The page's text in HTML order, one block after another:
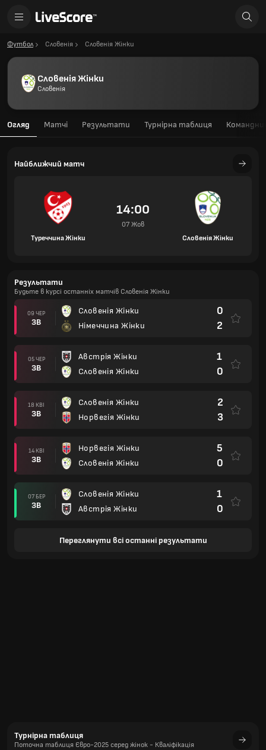
Футбол Словенія Словенія Жінки
Словенія Жінки
Словенія
Огляд Матчі Результати Турнірна таблиця
Найближчий матч
Туреччина Жінки
14:00
07 Жов
Словенія Жінки
Результати
Будьте в курсі останніх матчів Словенія Жінки
09 ЧЕР
ЗВ
Словенія Жінки
Німеччина Жінки
0
2
05 ЧЕР
ЗВ
Австрія Жінки
Словенія Жінки
1
0
18 КВІ
ЗВ
Словенія Жінки
Норвегія Жінки
2
3
14 КВІ
ЗВ
Норвегія Жінки
Словенія Жінки
5
0
07 БЕР
ЗВ
Словенія Жінки
Австрія Жінки
1
0
Переглянути всі останні результати
Турнірна таблиця
Поточна таблиця Євро-2025 серед жінок - Кваліфікація